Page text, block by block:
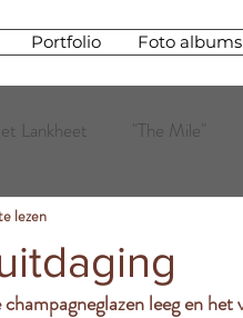
Portfolio Foto albums
Lankheet "The Mile"
lezen